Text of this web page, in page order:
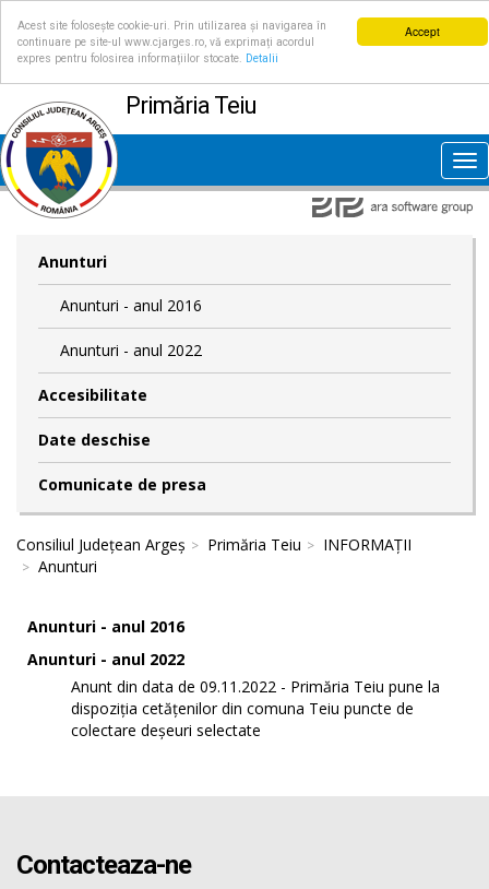
Accept
Acest site folosește cookie-uri. Prin utilizarea și navigarea în
continuare pe site-ul www.cjarges.ro, vă exprimați acordul
expres pentru folosirea informațiilor stocate.
Detalii
Primăria Teiu
Anunturi
Anunturi - anul 2016
Anunturi - anul 2022
Accesibilitate
Date deschise
Comunicate de presa
Consiliul Județean Argeș Primăria Teiu
INFORMAȚII
Anunturi
Anunturi - anul 2016
Anunturi - anul 2022
Anunt din data de 09.11.2022 - Primăria Teiu pune la
dispoziția cetățenilor din comuna Teiu puncte de
colectare deșeuri selectate
Contacteaza-ne